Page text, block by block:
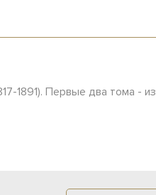
1891). Первые два тома - из